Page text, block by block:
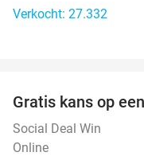
Verkocht: 27.332
Gratis kans op
Social Deal Win
Online